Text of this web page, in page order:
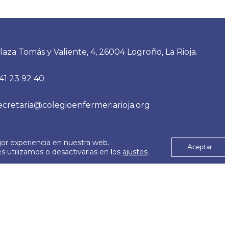
Tomás y Valiente, 4, 26004 Logroño, La Rioja.
23 92 40
© 2026
Aviso Legal
experiencia en nuestra web.
utilizamos o desactivarlas en los ajustes. Aceptar